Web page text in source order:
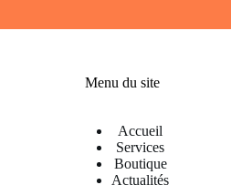
Menu du site
Accueil
Services
Boutique
Actualités